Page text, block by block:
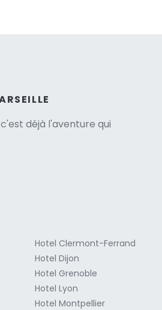
déjà l'aventure qui
Hotel Clermont-Ferrand
Hotel Dijon
Hotel Grenoble
Hotel Lyon
Hotel Montpellier